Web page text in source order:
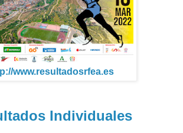
www.resultadosrfea.es
Individuales